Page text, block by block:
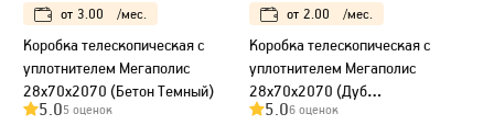
от 3.00 /мес.
Коробка телескопическая с
уплотнителем Мегаполис
28х70х2070 (Бетон Темный)
5.05 оценок
от 2.00 /мес.
Коробка телескопическая с
уплотнителем Мегаполис
28х70х2070 (Дуб
Натуральный)
5.06 оценок